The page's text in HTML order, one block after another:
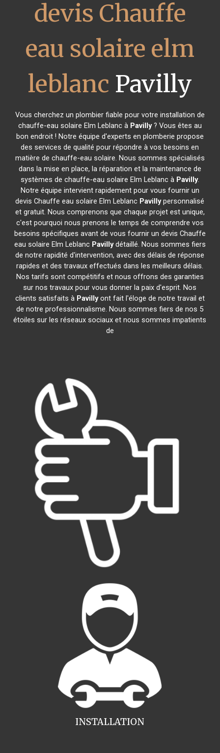
devis Chauffe
eau solaire elm
leblanc Pavilly
Vous cherchez un plombier fiable pour votre installation de
chauffe-eau solaire Elm Leblanc à Pavilly? Vous êtes au
bon endroit ! Notre équipe d'experts en plomberie propose
des services de qualité pour répondre à vos besoins en
matière de chauffe-eau solaire. Nous sommes spécialisés
dans la mise en place, la réparation et la maintenance de
systèmes de chauffe-eau solaire Elm Leblanc à Pavilly.
Notre équipe intervient rapidement pour vous fournir un
devis Chauffe eau solaire Elm Leblanc Pavillypersonnalisé
et gratuit. Nous comprenons que chaque projet est unique,
c'est pourquoi nous prenons le temps de comprendre vos
besoins spécifiques avant de vous fournir un devis Chauffe
eau solaire Elm Leblanc Pavillydétaillé. Nous sommes fiers
de notre rapidité d'intervention, avec des délais de réponse
rapides et des travaux effectués dans les meilleurs délais.
Nos tarifs sont compétitifs et nous offrons des garanties
sur nos travaux pour vous donner la paix d'esprit. Nos
clients satisfaits à Pavillyont fait l'éloge de notre travail et
de notre professionnalisme. Nous sommes fiers de nos 5
étoiles sur les réseaux sociaux et nous sommes impatients
de
INSTALLATION